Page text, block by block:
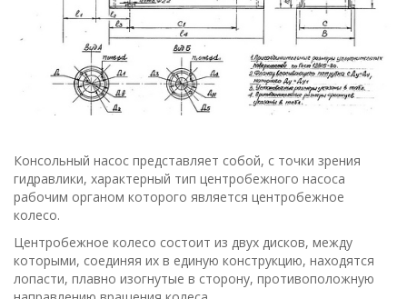
Консольный насос представляет собой, с точки зрения
гидравлики, характерный тип центробежного насоса
рабочим органом которого является центробежное
колесо.
Центробежное колесо состоит из двух дисков, между
которыми, соединяя их в единую конструкцию, находятся
лопасти, плавно изогнутые в сторону, противоположную